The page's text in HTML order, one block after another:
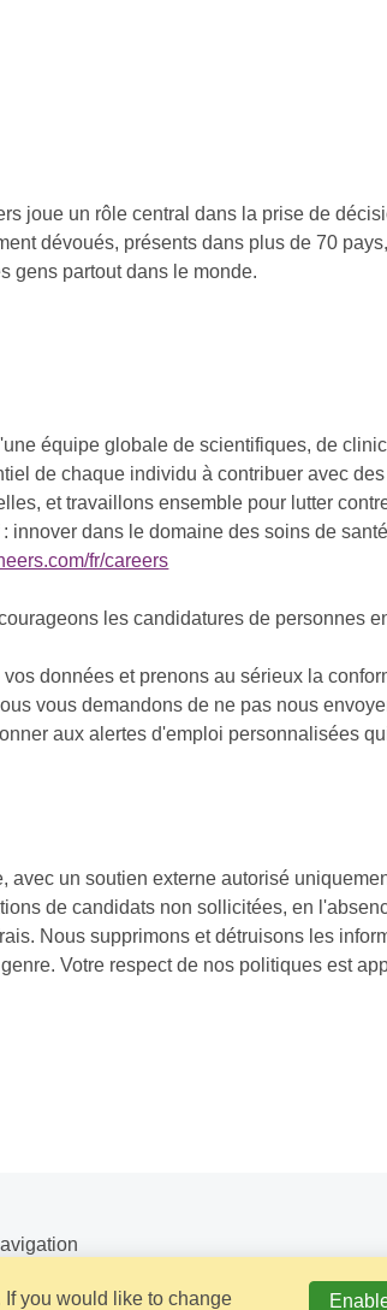
joue un rôle central dans la prise de
dévoués, présents dans plus de 70
gens partout dans le monde.
équipe globale de scientifiques, de
de chaque individu à contribuer avec
et travaillons ensemble pour lutter
dans le domaine des soins de
fr/careers
les candidatures de personnes
données et prenons au sérieux la
vous demandons de ne pas nous
aux alertes d'emploi personnalisées
un soutien externe autorisé
de candidats non sollicitées, en
Nous supprimons et détruisons les
Votre respect de nos politiques est
you would like to change